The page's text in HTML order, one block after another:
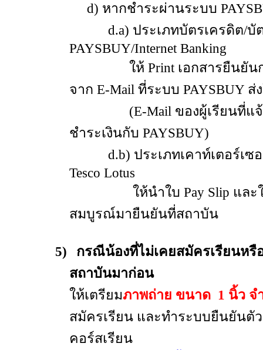
d) หากชำระผ่านระบบ
d.a) ประเภทบัตรเครดิต/บัต
PAYSBUY/Internet Banking
ให้ Print เอกสารยืนยันกา
จาก E-Mail ที่ระบบ PAYSBUY ส่
(E-Mail ของผู้เรียนที่แจ้ง
ชำระเงินกับ PAYSBUY)
d.b) ประเภทเคาท์เตอร์เซอร์
Tesco Lotus
ให้นำใบ Pay Slip และใบเ
สมบูรณ์มายืนยันที่สถาบัน
5)
กรณีน้องที่ไม่เคยสมัครเรียนหรื
สถาบันมาก่อน
ให้เตรียมภาพถ่าย ขนาด 1 นิ้ว จ
สมัครเรียน และทำระบบยืนยันตั
คอร์สเรียน